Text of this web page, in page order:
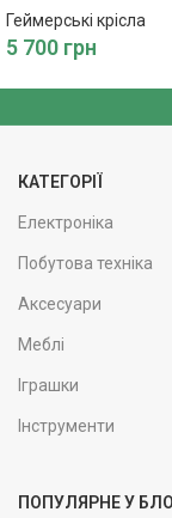
Інтер’єру
Геймерські крісла
5 700 грн
КАТЕГОРІЇ
Електроніка
Побутова техніка
Аксесуари
Меблі
Іграшки
Інструменти
ПОПУЛЯРНЕ У